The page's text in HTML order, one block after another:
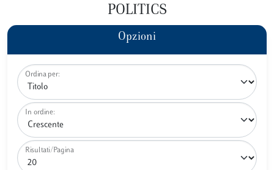
POLITICS
Opzioni
Ordina per:
In ordine:
Risultati/Pagina